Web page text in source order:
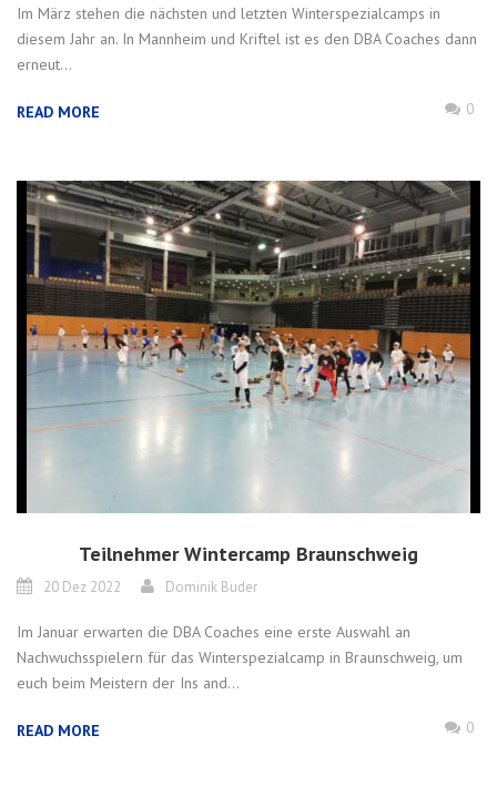
Im März stehen die nächsten und letzten Winterspezialcamps in
diesem Jahr an. In Mannheim und Kriftel ist es den DBA Coaches dann
erneut...
READ MORE 0
Teilnehmer Wintercamp Braunschweig
20 Dez 2022 Dominik Buder
Im Januar erwarten die DBA Coaches eine erste Auswahl an
Nachwuchsspielern für das Winterspezialcamp in Braunschweig, um
euch beim Meistern der Ins and...
READ MORE 0